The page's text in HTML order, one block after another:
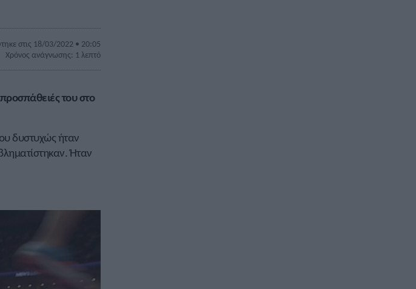
στις 18/03/2022 • 20:05
Χρόνος ανάγνωσης: 1 λεπτό
του στο
δυστυχώς ήταν
Ήταν